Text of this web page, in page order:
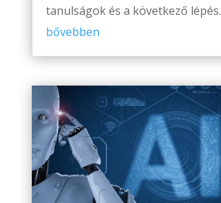
tanulságok és a következő lépés.
bővebben